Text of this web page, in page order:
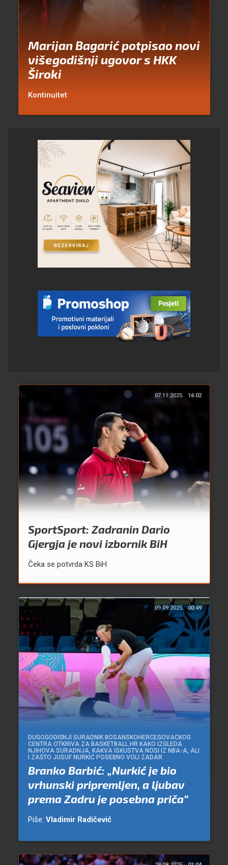
Marijan Bagarić potpisao novi
višegodišnji ugovor s HKK
Široki
Kontinuitet
07.11.2025. 16:02
SportSport: Zadranin Dario
Gjergja je novi izbornik BiH
Čeka se potvrda KS BiH
09.09.2025. 00:49
DUGOGODIŠNJI SURADNIK BOSANSKOHERCEGOVAČKOG
CENTRA OTKRIVA ZA BASKETBALL.HR KAKO IZGLEDA
NJIHOVA SURADNJA, KAKVA ISKUSTVA NOSI IZ NBA-A, ALI
I ZAŠTO JUSUF NURKIĆ POSEBNO VOLI ZADAR.
Branko Barbić: „Nurkić je bio
vrhunski pripremljen, a ljubav
prema Zadru je posebna priča“
Piše: Vladimir Radičević